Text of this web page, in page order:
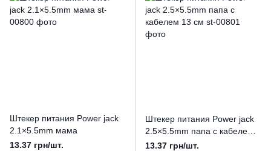
Штекер питания Power jack
2.1×5.5mm мама
13.37 грн/шт.
Штекер питания Power jack
2.5×5.5mm папа с кабелем
13 см
13.37 грн/шт.